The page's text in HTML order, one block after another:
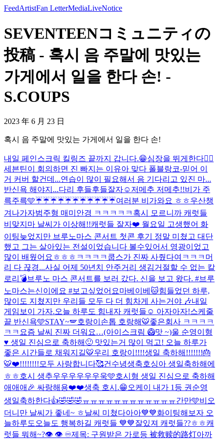
FeedArtistFan LetterMediaLiveNotice
SEVENTEENコミュニティの
投稿 - 혹시 음 주말에 맛있는
가게에서 일을 한다 손! -
S.COUPS
2023 年 6 月 23 日
혹시 음 주말에 맛있는 가게에서 일을 한다 손!
내일 페인스크릭 킬링즈 끝까지 갑니다.😁심장을 뛰게한다❤️‍🔥
세븐틴이 회의하면 진 빠지는 이유아 맞다 폴블랑코-믿어 이
거 커버 할건데...연습이 많이 필요해서 음 기다리고 있진 마...
반신욕 해야지...다리 후들후들잘자☺️ 저메추 저메추!!비가 주
륵주륵🩵☔️☔️☔️☔️☔️☔️☔️☔️☔️☔️☔️여러분 비가와요 ㅎㅎ우산챙
겨나가자범주형 매미안경 ㅋㅋㅋㅋㅋ 혹시 모르니까 캐럿들
비맞지마 날씨가 이상해!!캐럿들 잘자❤️ 월요일 고생했어 화
이팅늦었지만 브루노마스 콘서트 첫콘 후기 정말 미쳤고 대단
했고 그는 살아있는 전설이었습니다 볼수있어서 영광이었고
많이 배웠어요ㅎㅎㅎ ㅋㅋㅋㅋ쿱스가 진짜 사줬다여ㅋㅋㅋ 머
리 다 끊경...사실 어제 50년치 안주거리 생김거절할 수 없는 칼
로리💣브루노 마스 콘서트를 보러 갔다. 신을 보고 왔다. #브루
노마스는신이에요 #보고싶었어요마베이베 🐱힘들었던 하루,
많이도 지쳤지만 우리들 모두 다 더 힘차게 사는거야 🎶내일
게임보이 가자.오늘 하루도 힘내자 캐럿들☺️ 아자아자!스케줄
끝 반신욕🩵STAY~🪽호랑이손톱 호랑해🐯좋은회사 ㅋㅋㅋㅋ
ㅋㅋ 요즘 날씨 진짜 더워요…(아이스크림 🥝맛 ~)울 순영이형
♥️ 생일 진심으로 축하해🙂 맛있는거 많이 먹고! 오늘 하루가
좋은 시간들로 채워지길🐯우리 호랑이!!!!생일 축하해!!!!!!!🎂
🐯❤️!!!!!!!! 모두 사랑합니다🥰건수녕생축호싱아 생일축하해에
ㅎㅎ호시 생추우우우우우우욱🩵호시형 생일 진심으로 축하해
애애애🎉 싸랑해용❤️❤️생축 호시.😁오케이 내가 1등 권순영
생일축하한다👍🤣🤣🤣ㅠㅠㅠㅠㅠㅠㅠㅠㅠㅠㅠㅠ간만🩵비오
더니만 날씨가 좋네~ ㅎ날씨 미쳤다아아💙💙화이팅해보자 오
늘하루도 오늘도 행복하길 캐럿들 💙💙잘있져 캐럿들??ㅎㅎ캐
럿들 뭐해~?👁️ 👁️ ♾️제목: 구원받은 가로등 被救赎的路灯아까